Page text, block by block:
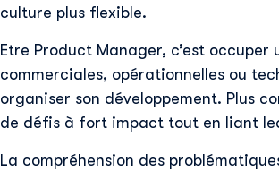
culture plus flexible.
Etre Product Manager, c’est
commerciales, opérationnelles ou
organiser son développement. Plus
de défis à fort impact tout en liant
La compréhension des